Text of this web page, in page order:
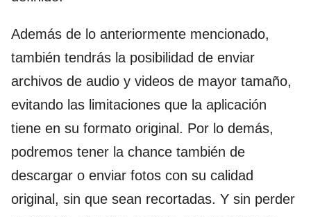
Además de lo anteriormente mencionado,
también tendrás la posibilidad de enviar
archivos de audio y videos de mayor tamaño,
evitando las limitaciones que la aplicación
tiene en su formato original. Por lo demás,
podremos tener la chance también de
descargar o enviar fotos con su calidad
original, sin que sean recortadas. Y sin perder